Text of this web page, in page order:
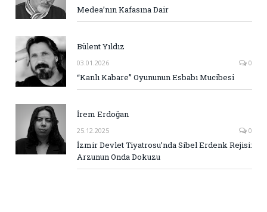
Medea’nın Kafasına Dair
Bülent Yıldız
03.01.2026 0
“Kanlı Kabare” Oyununun Esbabı Mucibesi
İrem Erdoğan
25.12.2025 0
İzmir Devlet Tiyatrosu’nda Sibel Erdenk Rejisi:
Arzunun Onda Dokuzu